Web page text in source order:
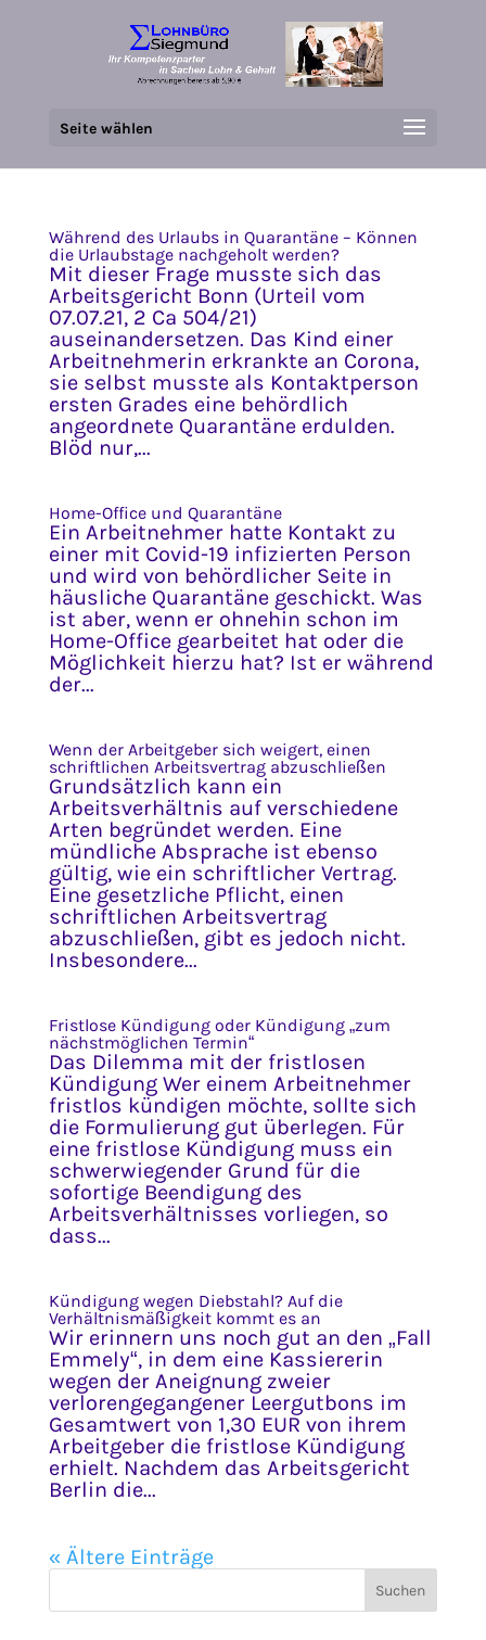
Seite wählen
Während des Urlaubs in Quarantäne – Können
die Urlaubstage nachgeholt werden?
Mit dieser Frage musste sich das
Arbeitsgericht Bonn (Urteil vom
07.07.21, 2 Ca 504/21)
auseinandersetzen. Das Kind einer
Arbeitnehmerin erkrankte an Corona,
sie selbst musste als Kontaktperson
ersten Grades eine behördlich
angeordnete Quarantäne erdulden.
Blöd nur,...
Home-Office und Quarantäne
Ein Arbeitnehmer hatte Kontakt zu
einer mit Covid-19 infizierten Person
und wird von behördlicher Seite in
häusliche Quarantäne geschickt. Was
ist aber, wenn er ohnehin schon im
Home-Office gearbeitet hat oder die
Möglichkeit hierzu hat? Ist er während
der...
Wenn der Arbeitgeber sich weigert, einen
schriftlichen Arbeitsvertrag abzuschließen
Grundsätzlich kann ein
Arbeitsverhältnis auf verschiedene
Arten begründet werden. Eine
mündliche Absprache ist ebenso
gültig, wie ein schriftlicher Vertrag.
Eine gesetzliche Pflicht, einen
schriftlichen Arbeitsvertrag
abzuschließen, gibt es jedoch nicht.
Insbesondere...
Fristlose Kündigung oder Kündigung „zum
nächstmöglichen Termin“
Das Dilemma mit der fristlosen
Kündigung Wer einem Arbeitnehmer
fristlos kündigen möchte, sollte sich
die Formulierung gut überlegen. Für
eine fristlose Kündigung muss ein
schwerwiegender Grund für die
sofortige Beendigung des
Arbeitsverhältnisses vorliegen, so
dass...
Kündigung wegen Diebstahl? Auf die
Verhältnismäßigkeit kommt es an
Wir erinnern uns noch gut an den „Fall
Emmely“, in dem eine Kassiererin
wegen der Aneignung zweier
verlorengegangener Leergutbons im
Gesamtwert von 1,30 EUR von ihrem
Arbeitgeber die fristlose Kündigung
erhielt. Nachdem das Arbeitsgericht
Berlin die...
« Ältere Einträge